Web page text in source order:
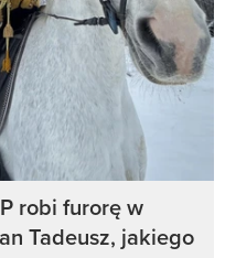
robi furorę w
Tadeusz, jakiego